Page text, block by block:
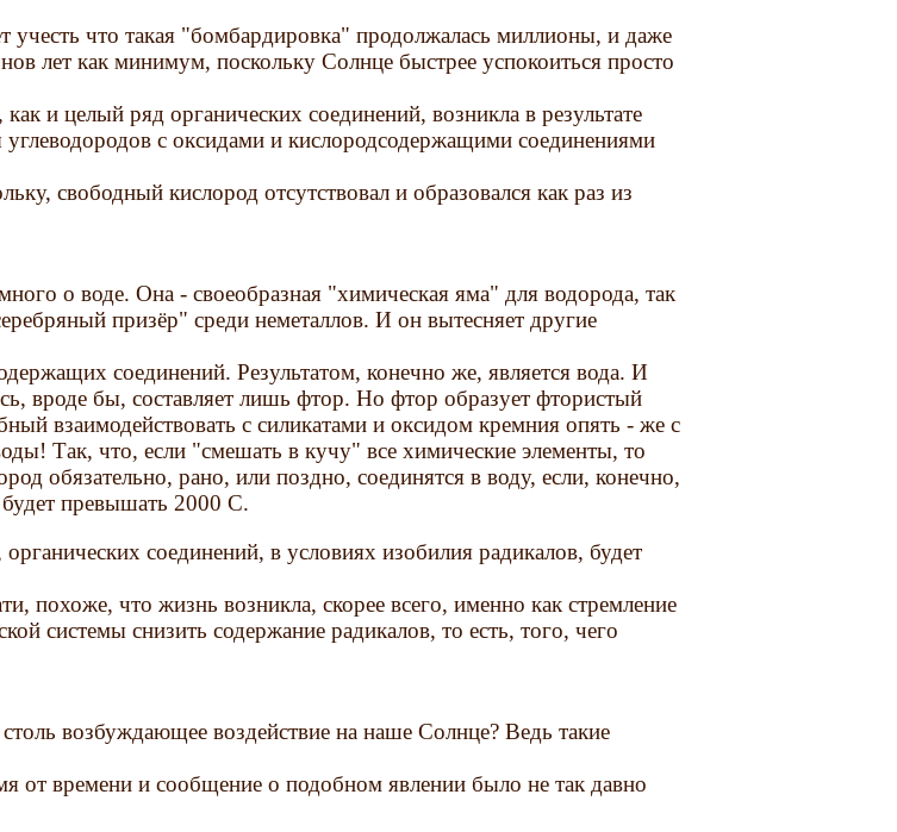
учесть что такая "бомбардировка" продолжалась миллионы, и даже
лет как минимум, поскольку Солнце быстрее успокоиться просто
и целый ряд органических соединений, возникла в результате
углеводородов с оксидами и кислородсодержащими соединениями
свободный кислород отсутствовал и образовался как раз из
о воде. Она - своеобразная "химическая яма" для водорода, так
призёр" среди неметаллов. И он вытесняет другие
соединений. Результатом, конечно же, является вода. И
вроде бы, составляет лишь фтор. Но фтор образует фтористый
взаимодействовать с силикатами и оксидом кремния опять - же с
Так, что, если "смешать в кучу" все химические элементы, то
обязательно, рано, или поздно, соединятся в воду, если, конечно,
будет превышать 2000 С.
соединений, в условиях изобилия радикалов, будет
похоже, что жизнь возникла, скорее всего, именно как стремление
системы снизить содержание радикалов, то есть, того, чего
возбуждающее воздействие на наше Солнце? Ведь такие
от времени и сообщение о подобном явлении было не так давно